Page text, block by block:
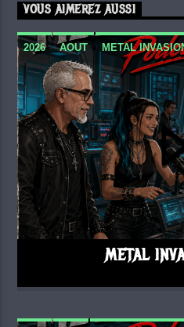
VOUS AIMEREZ AUSSI
2026 AOUT METAL
METAL